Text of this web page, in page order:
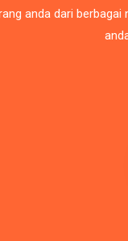
anda dari